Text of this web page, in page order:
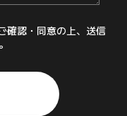
確認・同意の上、送信